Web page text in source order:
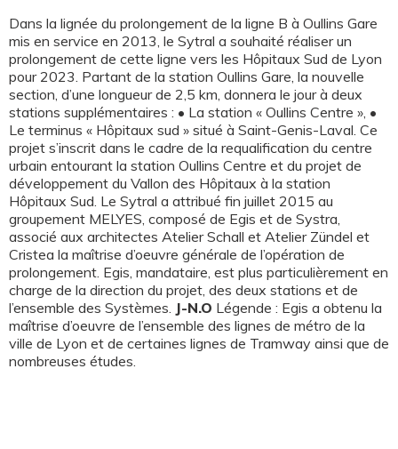
Dans la lignée du prolongement de la ligne B à Oullins Gare
mis en service en 2013, le Sytral a souhaité réaliser un
prolongement de cette ligne vers les Hôpitaux Sud de Lyon
pour 2023. Partant de la station Oullins Gare, la nouvelle
section, d’une longueur de 2,5 km, donnera le jour à deux
stations supplémentaires : • La station « Oullins Centre », •
Le terminus « Hôpitaux sud » situé à Saint-Genis-Laval. Ce
projet s’inscrit dans le cadre de la requalification du centre
urbain entourant la station Oullins Centre et du projet de
développement du Vallon des Hôpitaux à la station
Hôpitaux Sud. Le Sytral a attribué fin juillet 2015 au
groupement MELYES, composé de Egis et de Systra,
associé aux architectes Atelier Schall et Atelier Zündel et
Cristea la maîtrise d’oeuvre générale de l’opération de
prolongement. Egis, mandataire, est plus particulièrement en
charge de la direction du projet, des deux stations et de
l’ensemble des Systèmes. J-N.O Légende : Egis a obtenu la
maîtrise d’oeuvre de l’ensemble des lignes de métro de la
ville de Lyon et de certaines lignes de Tramway ainsi que de
nombreuses études.